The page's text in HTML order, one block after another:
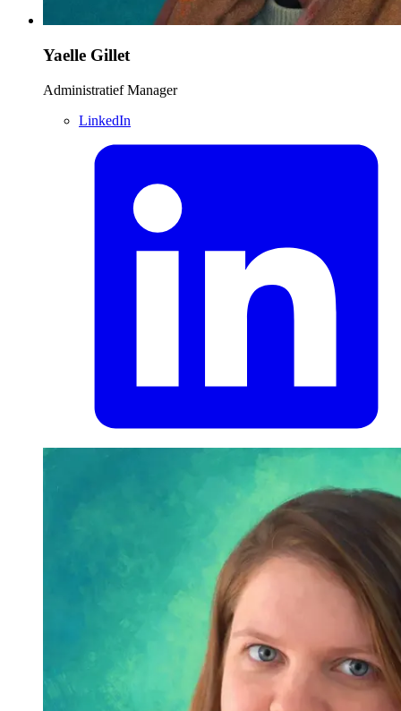
Yaelle Gillet
Administratief Manager
LinkedIn